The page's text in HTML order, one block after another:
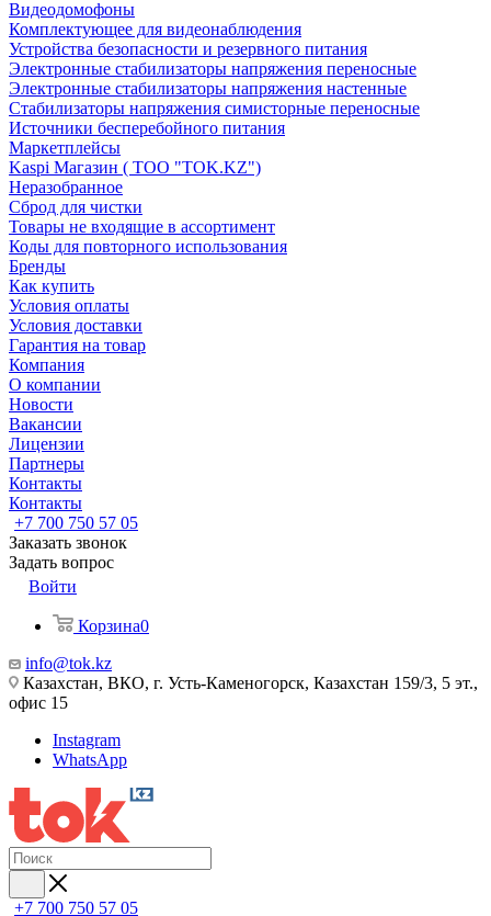
Видеодомофоны
Комплектующее для видеонаблюдения
Устройства безопасности и резервного питания
Электронные стабилизаторы напряжения переносные
Электронные стабилизаторы напряжения настенные
Стабилизаторы напряжения симисторные переносные
Источники бесперебойного питания
Маркетплейсы
Kaspi Магазин ( ТОО "TOK.KZ")
Неразобранное
Сброд для чистки
Товары не входящие в ассортимент
Коды для повторного использования
Бренды
Как купить
Условия оплаты
Условия доставки
Гарантия на товар
Компания
О компании
Новости
Вакансии
Лицензии
Партнеры
Контакты
Контакты
+7 700 750 57 05
Заказать звонок
Задать вопрос
Войти
Корзина0
info@tok.kz
Казахстан, ВКО, г. Усть-Каменогорск, Казахстан 159/3, 5 эт.,
офис 15
Instagram
WhatsApp
+7 700 750 57 05